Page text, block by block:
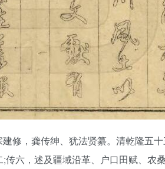
修，龚传绅、犹法贤纂。清乾隆五
六，述及疆域沿革、户口田赋、农